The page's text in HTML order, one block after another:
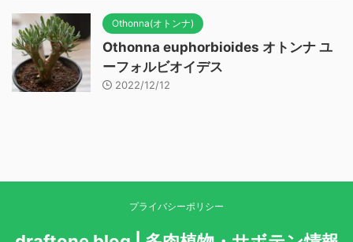
Othonna(オトンナ)
Othonna euphorbioides オトンナ ユ
ーフォルビオイデス
2022/12/12
プライバシーポリシー